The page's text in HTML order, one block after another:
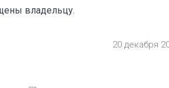
владельцу.
20 декабря